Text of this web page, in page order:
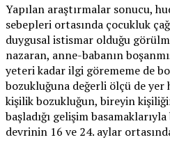
Yapılan araştırmalar sonucu,
sebepleri ortasında çocukluk
duygusal istismar olduğu
nazaran, anne-babanın
yeteri kadar ilgi görememe de
bozukluğuna değerli ölçü de yer
kişilik bozukluğun, bireyin
başladığı gelişim
devrinin 16 ve 24. aylar